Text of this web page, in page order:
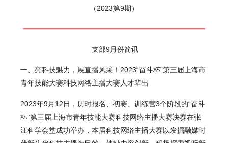
（2023第9期）
支部9月份简讯
一、亮科技魅力，展直播风采！2023“奋斗杯”第三届上海市
青年技能大赛科技网络主播大赛人才辈出
2023年9月12日，历时报名、初赛、训练营3个阶段的“奋斗
杯”第三届上海市青年技能大赛科技网络主播大赛决赛在张
江科学会堂成功举办，本届科技网络主播大赛以发掘融媒时